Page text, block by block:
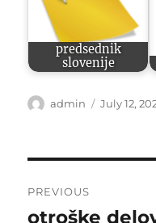
predsednik
slovenije
Author
admin
Posted
July 12,
navigation
PREVIOUS
Previous
otroške